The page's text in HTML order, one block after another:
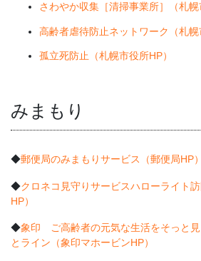
さわやか収集［清掃事業所］（札幌
高齢者虐待防止ネットワーク（札幌
孤立死防止（札幌市役所HP）
みまもり
◆郵便局のみまもりサービス（郵便局HP）
◆クロネコ見守りサービスハローライト
HP）
◆象印 ご高齢者の元気な生活をそっと
とライン（象印マホービンHP）